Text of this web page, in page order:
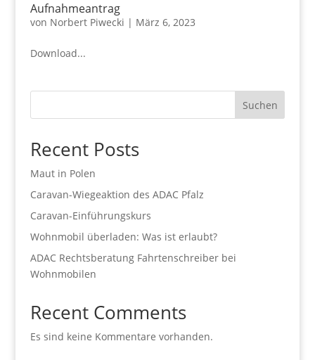
Aufnahmeantrag
von Norbert Piwecki | März 6, 2023
Download...
Suchen
Recent Posts
Maut in Polen
Caravan-Wiegeaktion des ADAC Pfalz
Caravan-Einführungskurs
Wohnmobil überladen: Was ist erlaubt?
ADAC Rechtsberatung Fahrtenschreiber bei
Wohnmobilen
Recent Comments
Es sind keine Kommentare vorhanden.